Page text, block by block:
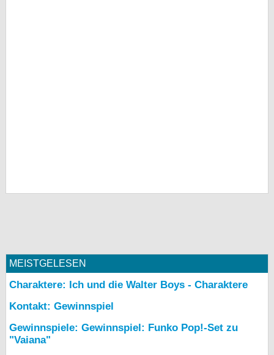
MEISTGELESEN
Charaktere: Ich und die Walter Boys - Charaktere
Kontakt: Gewinnspiel
Gewinnspiele: Gewinnspiel: Funko Pop!-Set zu
"Vaiana"